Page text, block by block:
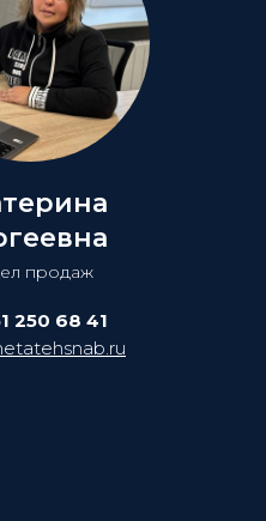
продаж
250 68 41